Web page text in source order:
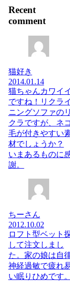
Recent
comment
猫好き
2014.01.14
猫ちゃんカワイイ
ですね！リクライ
ニングソファのリ
クラですが、ネコ
毛が付きやすい
材でしょうか？
いまあるものに
謝。
ちーさん
2012.10.02
ロフト型ベット
して注文しまし
た。家の娘は自
神経過敏で疲れ
い眠りひめです。